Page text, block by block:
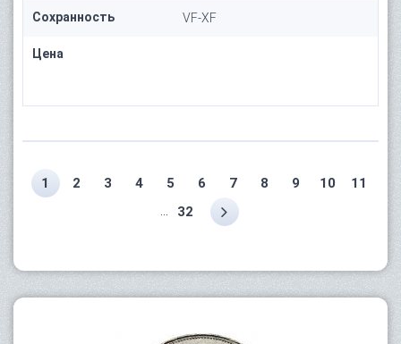
Сохранность VF-XF
Цена
1 2 3 4 5 6 7 8 9 10 11
32